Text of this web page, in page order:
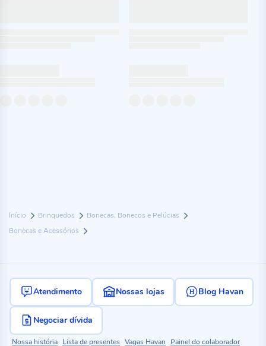
Início Brinquedos
Bonecas, Bonecos e Pelúcias
Bonecas e Acessórios
Atendimento Nossas lojas Blog Havan
Negociar dívida
Nossa história Lista de presentes Vagas Havan Painel do colaborador